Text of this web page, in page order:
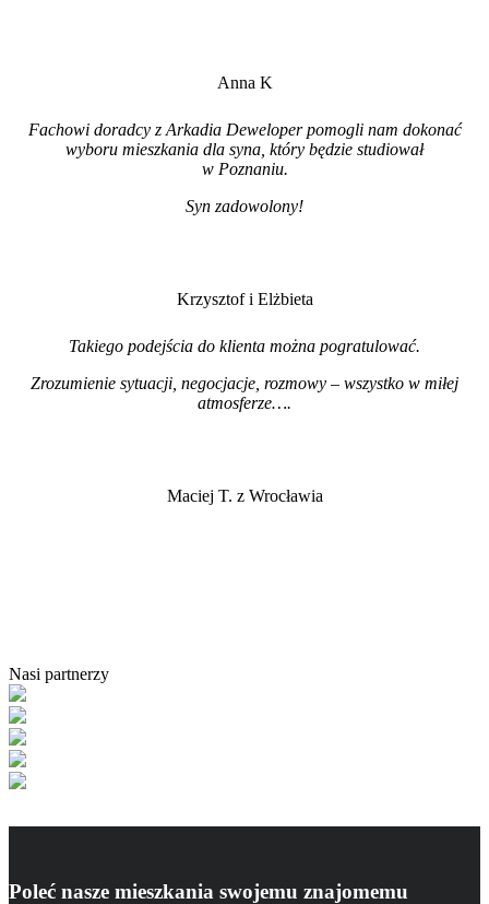
Anna K
Fachowi doradcy z Arkadia Deweloper pomogli nam dokonać
wyboru mieszkania dla syna, który będzie studiował
w Poznaniu.
Syn zadowolony!
Krzysztof i Elżbieta
Takiego podejścia do klienta można pogratulować.
Zrozumienie sytuacji, negocjacje, rozmowy – wszystko w miłej
atmosferze….
Maciej T. z Wrocławia
Nasi partnerzy
Poleć nasze mieszkania swojemu znajomemu